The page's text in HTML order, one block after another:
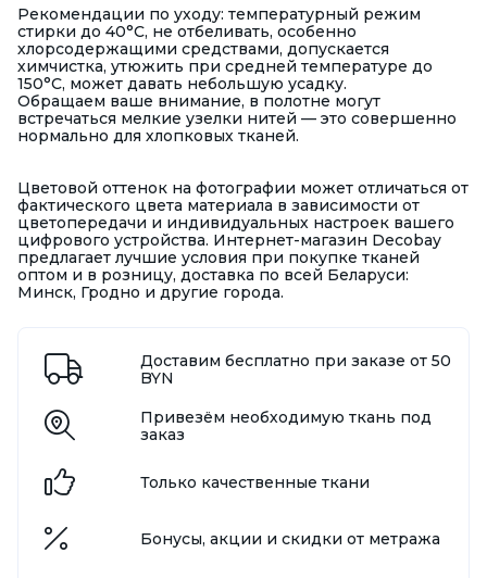
Рекомендации по уходу: температурный режим
стирки до 40°С, не отбеливать, особенно
хлорсодержащими средствами, допускается
химчистка, утюжить при средней температуре до
150°С, может давать небольшую усадку.
Обращаем ваше внимание, в полотне могут
встречаться мелкие узелки нитей — это совершенно
нормально для хлопковых тканей.
Цветовой оттенок на фотографии может отличаться от
фактического цвета материала в зависимости от
цветопередачи и индивидуальных настроек вашего
цифрового устройства. Интернет-магазин Decobay
предлагает лучшие условия при покупке тканей
оптом и в розницу, доставка по всей Беларуси:
Минск, Гродно и другие города.
Доставим бесплатно при заказе от 50
BYN
Привезём необходимую ткань под
заказ
Только качественные ткани
Бонусы, акции и скидки от метража